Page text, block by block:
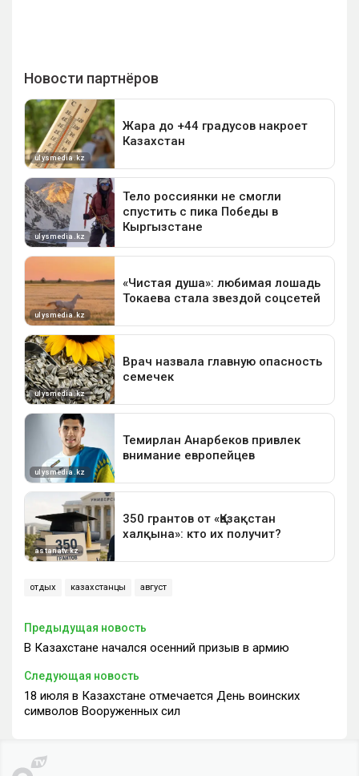
отдых казахстанцы август
Предыдущая новость
В Казахстане начался осенний призыв в армию
Следующая новость
18 июля в Казахстане отмечается День воинских
символов Вооруженных сил